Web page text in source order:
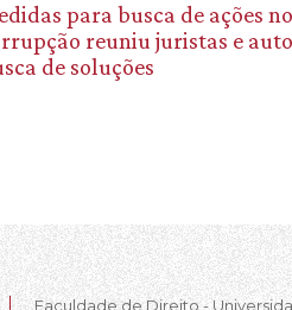
para busca de ações
reuniu juristas e
de soluções
Faculdade de Direito -